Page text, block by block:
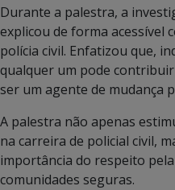
Durante a palestra, a
explicou de forma acessível
polícia civil. Enfatizou que,
qualquer um pode
ser um agente de mudança
A palestra não apenas
na carreira de policial civil,
importância do respeito
comunidades seguras.